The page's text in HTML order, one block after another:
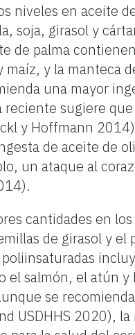
niveles en aceite
soja, girasol y
de palma
y la manteca
una mayor
sugiere
y Hoffmann
de aceite de
un ataque al
cantidades en
de girasol y el
el salmón, el atún y
se
USDHHS 2020),